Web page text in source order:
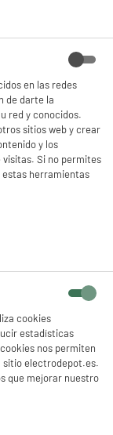
con
nubes de polvo al
, ya que
para la salud
bolsas, menos tendrá
que
modelo de aspiradora
sobre el precio
aspiradora.
elegir?
Lasbolsas de papel
sintéticasson más
el aparato mantenga
en las redes
de darte la
red y conocidos.
sitios web y crear
y los
visitas. Si no permites
estas herramientas
cookies
estadísticas
nos permiten
sitio electrodepot.es.
que mejorar nuestro